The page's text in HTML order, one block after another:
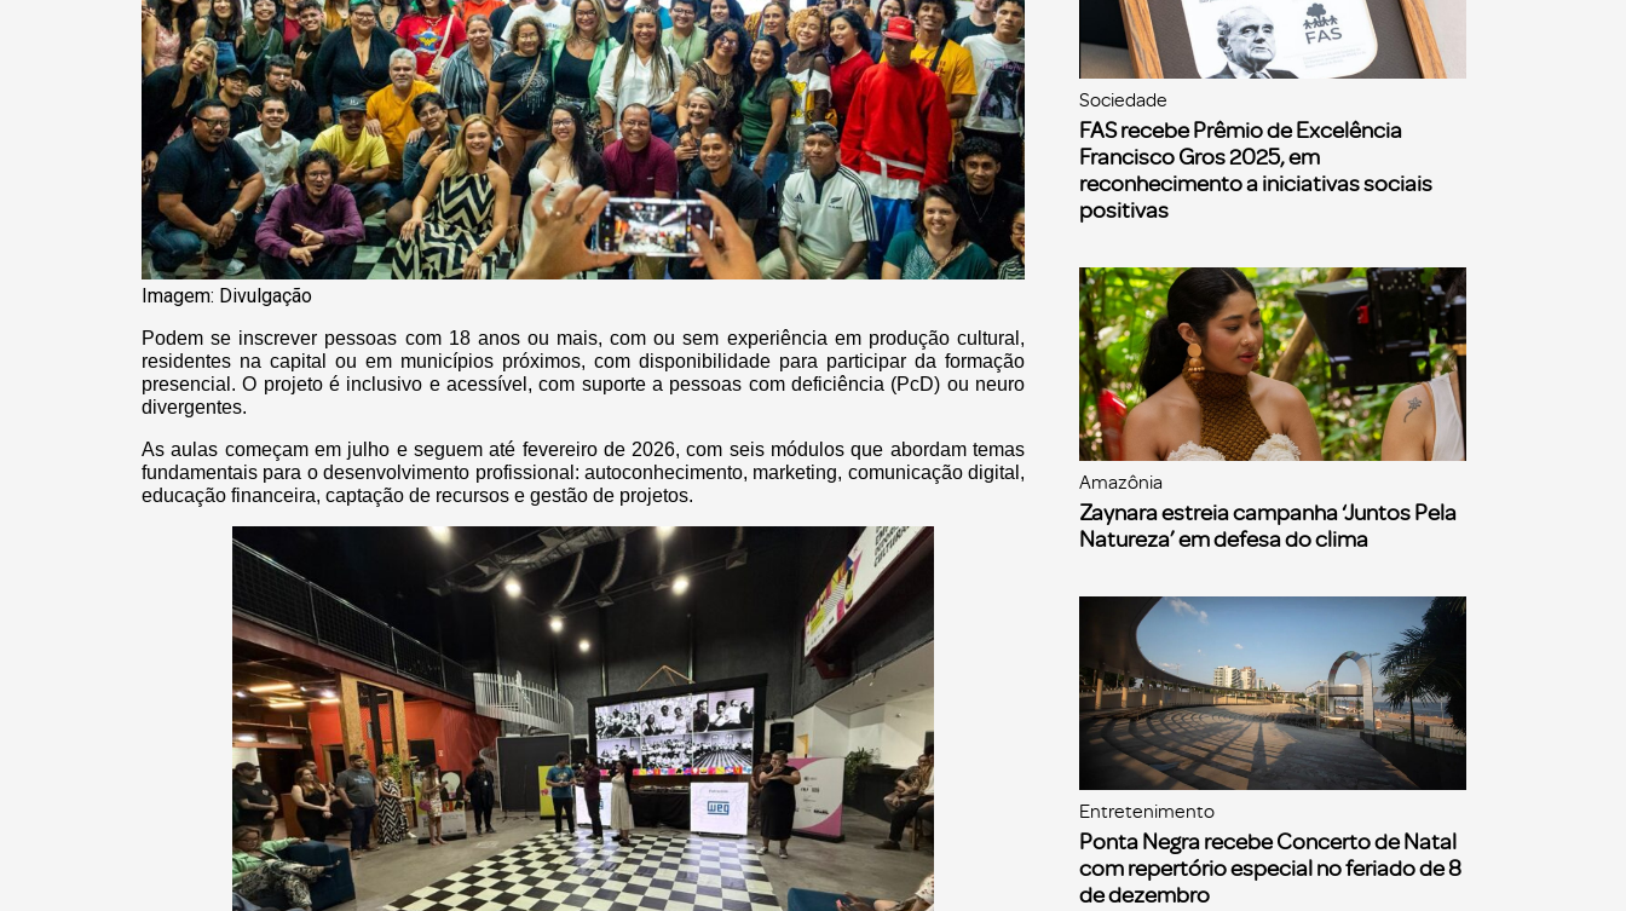
Imagem: Divulgação
Podem se inscrever pessoas com 18 anos ou mais, com ou sem experiência em produção cultural,
residentes na capital ou em municípios próximos, com disponibilidade para participar da formação
presencial. O projeto é inclusivo e acessível, com suporte a pessoas com deficiência (PcD) ou neuro
divergentes.
As aulas começam em julho e seguem até fevereiro de 2026, com seis módulos que abordam temas
fundamentais para o desenvolvimento profissional: autoconhecimento, marketing, comunicação digital,
educação financeira, captação de recursos e gestão de projetos.
Sociedade
FAS recebe Prêmio de Excelência
Francisco Gros 2025, em
reconhecimento a iniciativas sociais
positivas
Amazônia
Zaynara estreia campanha ‘Juntos Pela
Natureza’ em defesa do clima
Entretenimento
Ponta Negra recebe Concerto de Natal
com repertório especial no feriado de 8
de dezembro